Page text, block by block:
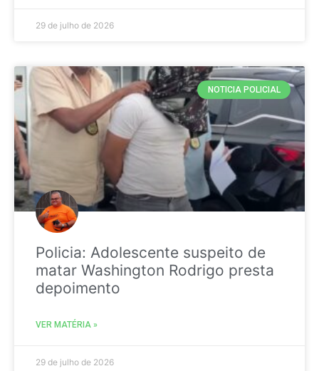
29 de julho de 2026
NOTICIA POLICIAL
Policia: Adolescente suspeito de
matar Washington Rodrigo presta
depoimento
VER MATÉRIA »
29 de julho de 2026